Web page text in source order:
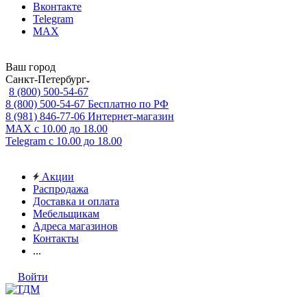
Вконтакте
Telegram
MAX
Ваш город
Санкт-Петербург
8 (800) 500-54-67
8 (800) 500-54-67 Бесплатно по РФ
8 (981) 846-77-06 Интернет-магазин
MAX с 10.00 до 18.00
Telegram с 10.00 до 18.00
Акции
Распродажа
Доставка и оплата
Мебельщикам
Адреса магазинов
Контакты
...
Войти